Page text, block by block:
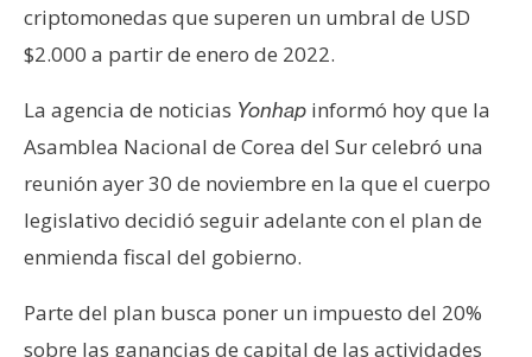
c
o
n
t
h
r
e
criptomonedas que superen un umbral de USD
$2.000 a partir de enero de 2022.
La agencia de noticias Yonhap informó hoy que la
Asamblea Nacional de Corea del Sur celebró una
reunión ayer 30 de noviembre en la que el cuerpo
legislativo decidió seguir adelante con el plan de
enmienda fiscal del gobierno.
Parte del plan busca poner un impuesto del 20%
sobre las ganancias de capital de las actividades